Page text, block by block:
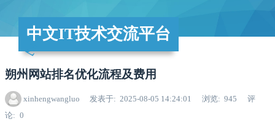
中文IT技术交流平台
朔州网站排名优化流程及费用
xinhengwangluo 发表于 2025-08-05 14:24:01 浏览 945
评
论
0